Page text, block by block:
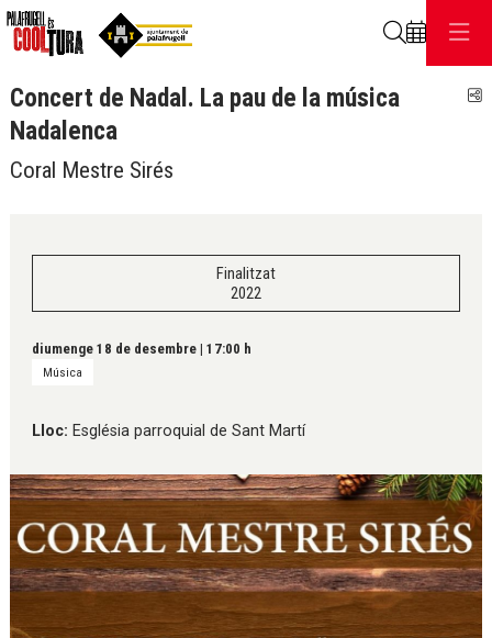
Concert de Nadal. La pau de la música
Nadalenca
Coral Mestre Sirés
Finalitzat
2022
diumenge 18 de desembre | 17:00 h
Música
Lloc: Església parroquial de Sant Martí